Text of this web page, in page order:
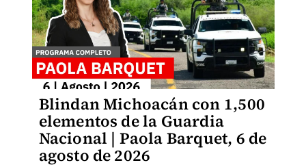
Blindan Michoacán con 1,500
elementos de la Guardia
Nacional | Paola Barquet, 6 de
agosto de 2026